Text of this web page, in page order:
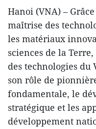
Hanoi (VNA) –
maîtrise des
les matériaux
sciences de la
des technologies du
son rôle de
fondamentale, le
stratégique et les
développement